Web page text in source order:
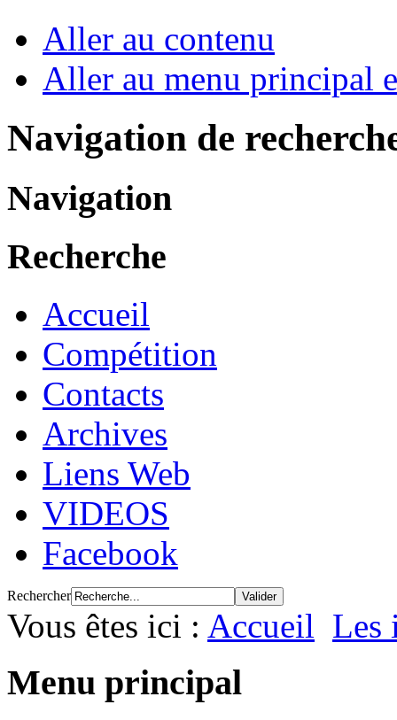
Aller au contenu
Aller au menu principal
Navigation de
Navigation
Recherche
Accueil
Compétition
Contacts
Archives
Liens Web
VIDEOS
Facebook
Rechercher
Vous êtes ici : Accueil Les
Menu principal